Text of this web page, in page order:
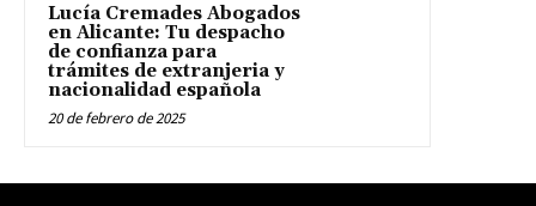
Lucía Cremades Abogados
en Alicante: Tu despacho
de confianza para
trámites de extranjeria y
nacionalidad española
20 de febrero de 2025